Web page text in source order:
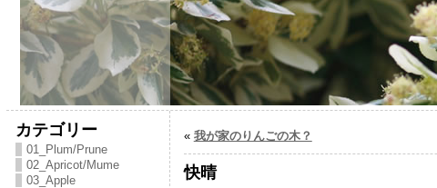
カテゴリー
01_Plum/Prune
02_Apricot/Mume
03_Apple
« 我が家のりんごの木？
快晴